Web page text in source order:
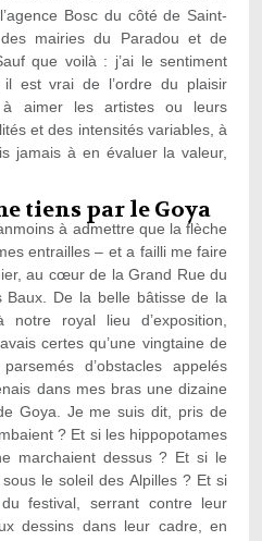
Bosc du côté de Saint-
mairies du Paradou et de
que voilà : j’ai le sentiment
est vrai de l’ordre du plaisir
à aimer les artistes ou leurs
et des intensités variables, à
jamais à en évaluer la valeur,
tiens par le Goya
à admettre que la flèche
entrailles – et a failli me faire
au cœur de la Grand Rue du
Baux. De la belle bâtisse de la
royal lieu d’exposition,
certes qu’une vingtaine de
d’obstacles appelés
dans mes bras une dizaine
Goya. Je me suis dit, pris de
? Et si les hippopotames
marchaient dessus ? Et si le
le soleil des Alpilles ? Et si
festival, serrant contre leur
dessins dans leur cadre, en